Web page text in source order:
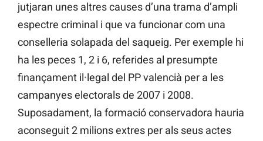
jutjaran unes altres causes d’una trama d’ampli
espectre criminal i que va funcionar com una
conselleria solapada del saqueig. Per exemple hi
ha les peces 1, 2 i 6, referides al presumpte
finançament il·legal del PP valencià per a les
campanyes electorals de 2007 i 2008.
Suposadament, la formació conservadora hauria
aconseguit 2 milions extres per als seus actes